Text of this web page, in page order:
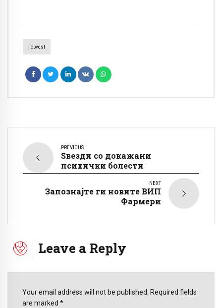
Topvest
PREVIOUS
Ѕвезди со докажани
психички болести
NEXT
Запознајте ги новите ВИП
Фармери
Leave a Reply
Your email address will not be published. Required fields
are marked *